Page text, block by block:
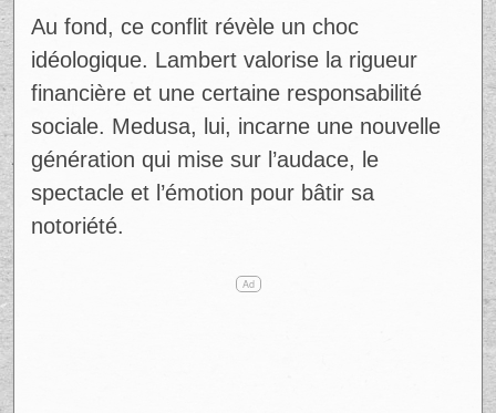
Au fond, ce conflit révèle un choc
idéologique. Lambert valorise la rigueur
financière et une certaine responsabilité
sociale. Medusa, lui, incarne une nouvelle
génération qui mise sur l’audace, le
spectacle et l’émotion pour bâtir sa
notoriété.
Ad